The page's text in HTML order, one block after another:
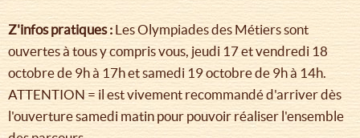
Z'infos pratiques : Les Olympiades des Métiers sont
ouvertes à tous y compris vous, jeudi 17 et vendredi 18
octobre de 9h à 17h et samedi 19 octobre de 9h à 14h.
ATTENTION = il est vivement recommandé d'arriver dès
l'ouverture samedi matin pour pouvoir réaliser l'ensemble